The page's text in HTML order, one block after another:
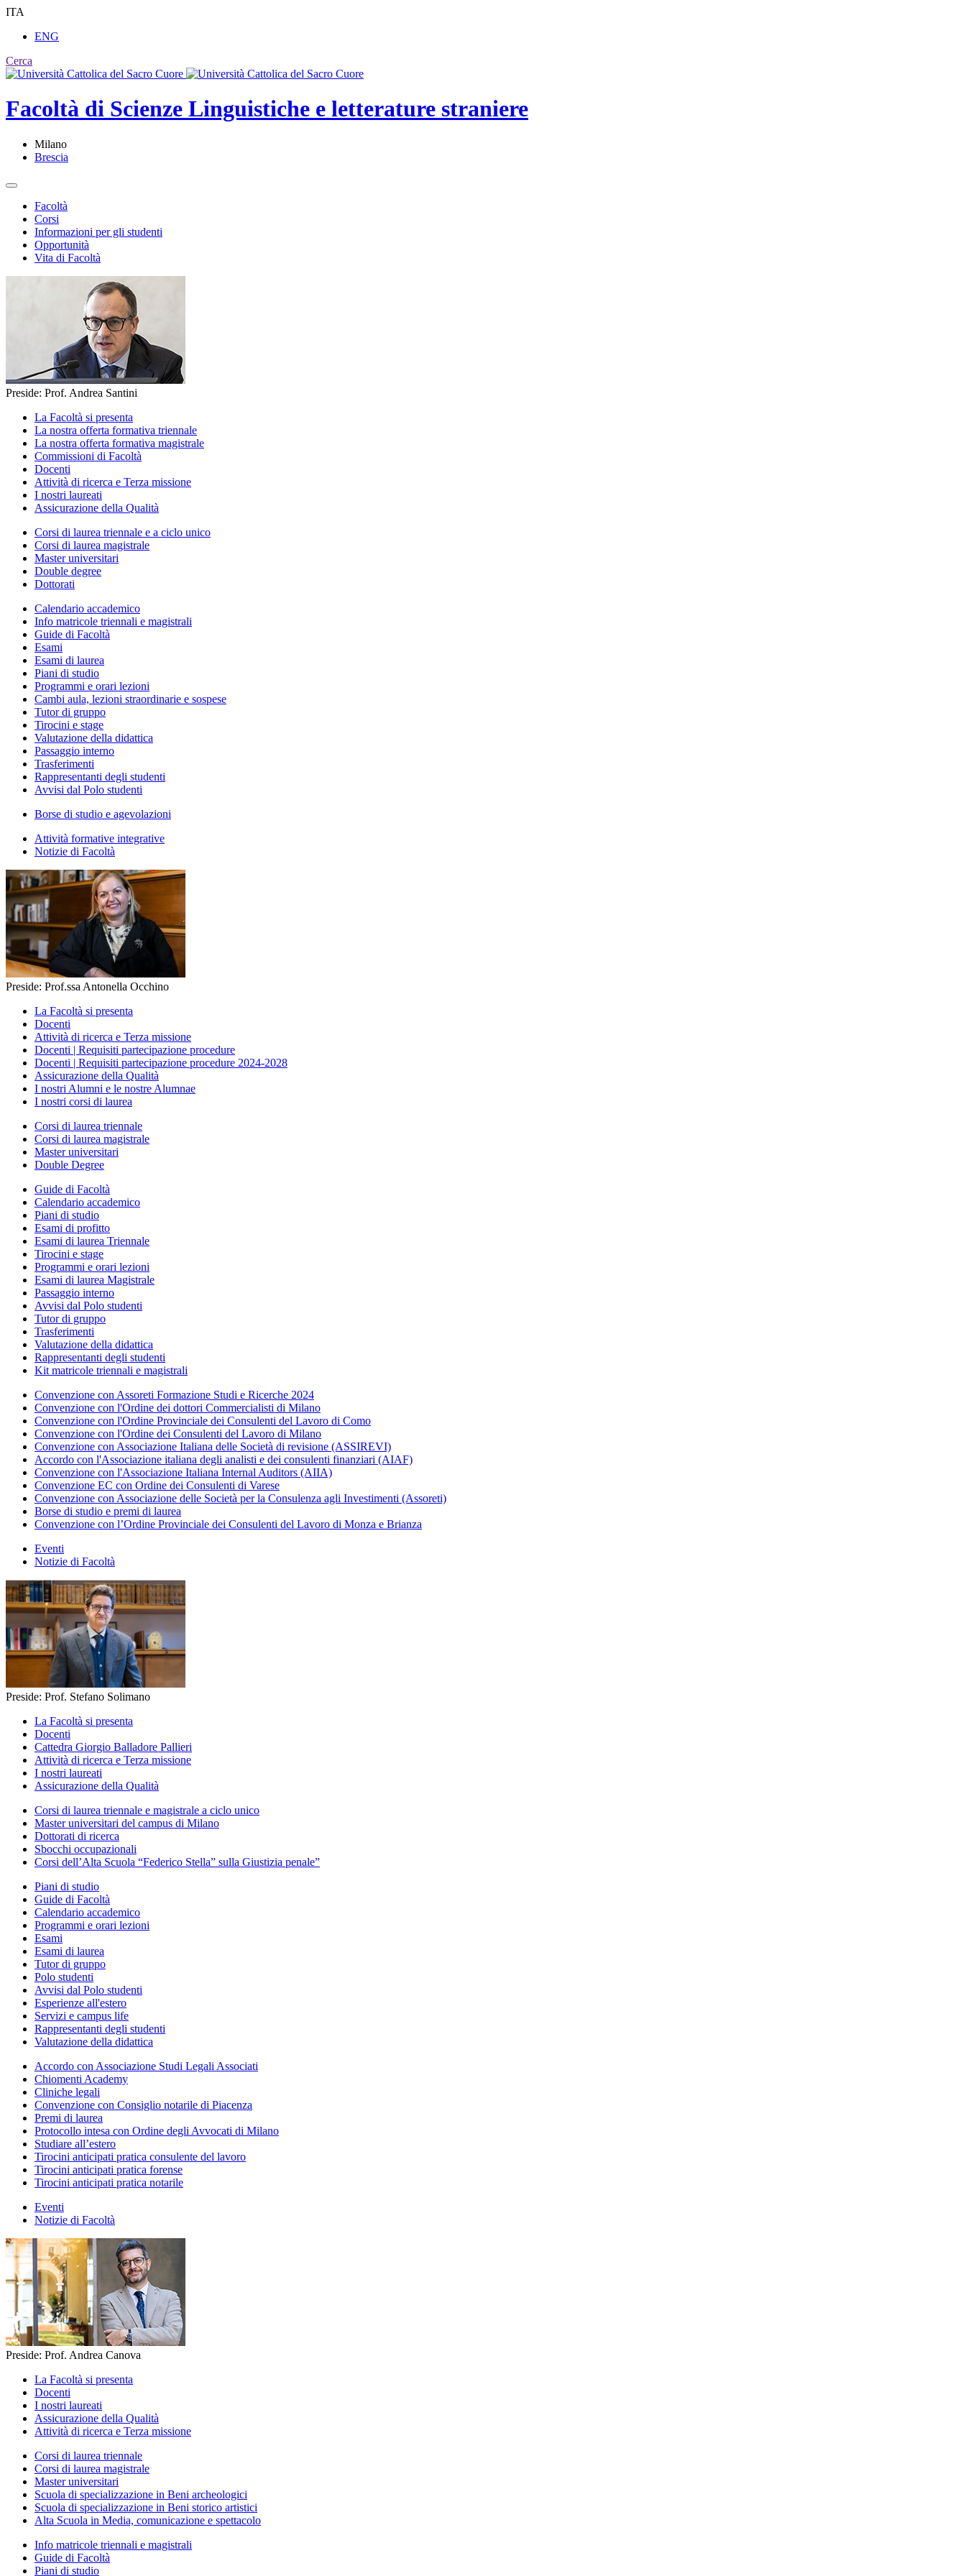
ITA
ENG
Cerca
Facoltà di Scienze Linguistiche e letterature straniere
Milano
Brescia
Facoltà
Corsi
Informazioni per gli studenti
Opportunità
Vita di Facoltà
Preside: Prof. Andrea Santini
La Facoltà si presenta
La nostra offerta formativa triennale
La nostra offerta formativa magistrale
Commissioni di Facoltà
Docenti
Attività di ricerca e Terza missione
I nostri laureati
Assicurazione della Qualità
Corsi di laurea triennale e a ciclo unico
Corsi di laurea magistrale
Master universitari
Double degree
Dottorati
Calendario accademico
Info matricole triennali e magistrali
Guide di Facoltà
Esami
Esami di laurea
Piani di studio
Programmi e orari lezioni
Cambi aula, lezioni straordinarie e sospese
Tutor di gruppo
Tirocini e stage
Valutazione della didattica
Passaggio interno
Trasferimenti
Rappresentanti degli studenti
Avvisi dal Polo studenti
Borse di studio e agevolazioni
Attività formative integrative
Notizie di Facoltà
Preside: Prof.ssa Antonella Occhino
La Facoltà si presenta
Docenti
Attività di ricerca e Terza missione
Docenti | Requisiti partecipazione procedure
Docenti | Requisiti partecipazione procedure 2024-2028
Assicurazione della Qualità
I nostri Alumni e le nostre Alumnae
I nostri corsi di laurea
Corsi di laurea triennale
Corsi di laurea magistrale
Master universitari
Double Degree
Guide di Facoltà
Calendario accademico
Piani di studio
Esami di profitto
Esami di laurea Triennale
Tirocini e stage
Programmi e orari lezioni
Esami di laurea Magistrale
Passaggio interno
Avvisi dal Polo studenti
Tutor di gruppo
Trasferimenti
Valutazione della didattica
Rappresentanti degli studenti
Kit matricole triennali e magistrali
Convenzione con Assoreti Formazione Studi e Ricerche 2024
Convenzione con l'Ordine dei dottori Commercialisti di Milano
Convenzione con l'Ordine Provinciale dei Consulenti del Lavoro di Como
Convenzione con l'Ordine dei Consulenti del Lavoro di Milano
Convenzione con Associazione Italiana delle Società di revisione (ASSIREVI)
Accordo con l'Associazione italiana degli analisti e dei consulenti finanziari (AIAF)
Convenzione con l'Associazione Italiana Internal Auditors (AIIA)
Convenzione EC con Ordine dei Consulenti di Varese
Convenzione con Associazione delle Società per la Consulenza agli Investimenti (Assoreti)
Borse di studio e premi di laurea
Convenzione con l’Ordine Provinciale dei Consulenti del Lavoro di Monza e Brianza
Eventi
Notizie di Facoltà
Preside: Prof. Stefano Solimano
La Facoltà si presenta
Docenti
Cattedra Giorgio Balladore Pallieri
Attività di ricerca e Terza missione
I nostri laureati
Assicurazione della Qualità
Corsi di laurea triennale e magistrale a ciclo unico
Master universitari del campus di Milano
Dottorati di ricerca
Sbocchi occupazionali
Corsi dell’Alta Scuola “Federico Stella” sulla Giustizia penale”
Piani di studio
Guide di Facoltà
Calendario accademico
Programmi e orari lezioni
Esami
Esami di laurea
Tutor di gruppo
Polo studenti
Avvisi dal Polo studenti
Esperienze all'estero
Servizi e campus life
Rappresentanti degli studenti
Valutazione della didattica
Accordo con Associazione Studi Legali Associati
Chiomenti Academy
Cliniche legali
Convenzione con Consiglio notarile di Piacenza
Premi di laurea
Protocollo intesa con Ordine degli Avvocati di Milano
Studiare all’estero
Tirocini anticipati pratica consulente del lavoro
Tirocini anticipati pratica forense
Tirocini anticipati pratica notarile
Eventi
Notizie di Facoltà
Preside: Prof. Andrea Canova
La Facoltà si presenta
Docenti
I nostri laureati
Assicurazione della Qualità
Attività di ricerca e Terza missione
Corsi di laurea triennale
Corsi di laurea magistrale
Master universitari
Scuola di specializzazione in Beni archeologici
Scuola di specializzazione in Beni storico artistici
Alta Scuola in Media, comunicazione e spettacolo
Info matricole triennali e magistrali
Guide di Facoltà
Piani di studio